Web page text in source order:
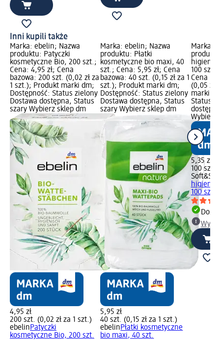
Inni kupili także
Marka: ebelin; Nazwa
produktu: Patyczki
kosmetyczne Bio, 200 szt.;
Cena: 4,95 zł; Cena
bazowa: 200 szt. (0,02 zł za
1 szt.); Produkt marki dm;
Dostępność: Status zielony
Dostawa dostępna, Status
szary Wybierz sklep dm
4,95 zł
200 szt. (0,02 zł za 1 szt.)
ebelinPatyczki
kosmetyczne Bio, 200 szt.
Marka: ebelin; Nazwa
produktu: Płatki
kosmetyczne bio maxi, 40
szt.; Cena: 5,95 zł; Cena
bazowa: 40 szt. (0,15 zł za 1
szt.); Produkt marki dm;
Dostępność: Status zielony
Dostawa dostępna, Status
szary Wybierz sklep dm
5,95 zł
40 szt. (0,15 zł za 1 szt.)
ebelinPłatki kosmetyczne
bio maxi, 40 szt.
Marka:
100 szt.;
Cena
(0,05 zł
marki
Status
Wybierz
5,35 zł
100 szt.
100 szt.